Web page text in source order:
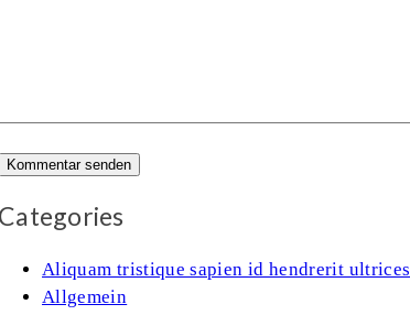
Aliquam tristique sapien id hendrerit ultrices
Allgemein